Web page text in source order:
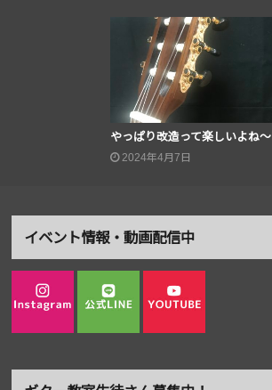
やっぱり改造って楽しいよね〜
2024年4月7日
イベント情報・動画配信中